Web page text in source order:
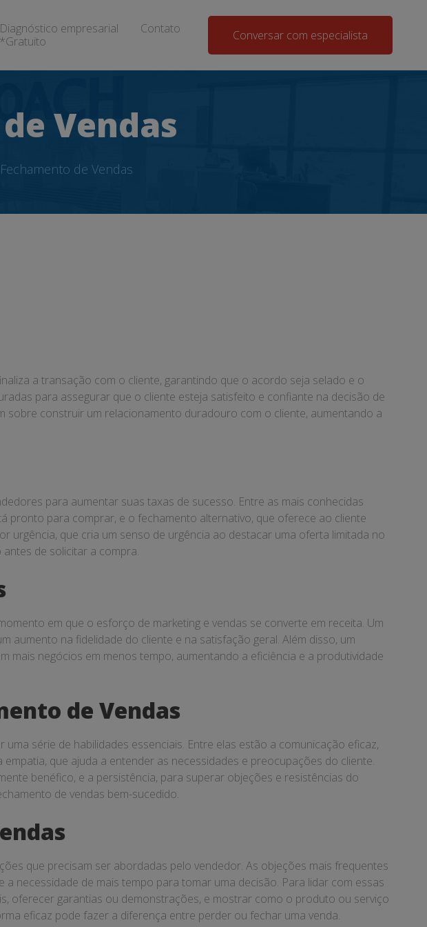
Diagnóstico empresarial
*Gratuito
Contato Conversar com especialista
Vendas
Fechamento de Vendas
a transação com o cliente, garantindo que o acordo seja selado e o
para assegurar que o cliente esteja satisfeito e confiante na decisão de
sobre construir um relacionamento duradouro com o cliente, aumentando a
para aumentar suas taxas de sucesso. Entre as mais conhecidas
para comprar, e o fechamento alternativo, que oferece ao cliente
urgência, que cria um senso de urgência ao destacar uma oferta limitada no
de solicitar a compra.
em que o esforço de marketing e vendas se converte em receita. Um
aumento na fidelidade do cliente e na satisfação geral. Além disso, um
negócios em menos tempo, aumentando a eficiência e a produtividade
de Vendas
série de habilidades essenciais. Entre elas estão a comunicação eficaz,
que ajuda a entender as necessidades e preocupações do cliente.
benéfico, e a persistência, para superar objeções e resistências do
de vendas bem-sucedido.
que precisam ser abordadas pelo vendedor. As objeções mais frequentes
necessidade de mais tempo para tomar uma decisão. Para lidar com essas
oferecer garantias ou demonstrações, e mostrar como o produto ou serviço
eficaz pode fazer a diferença entre perder ou fechar uma venda.